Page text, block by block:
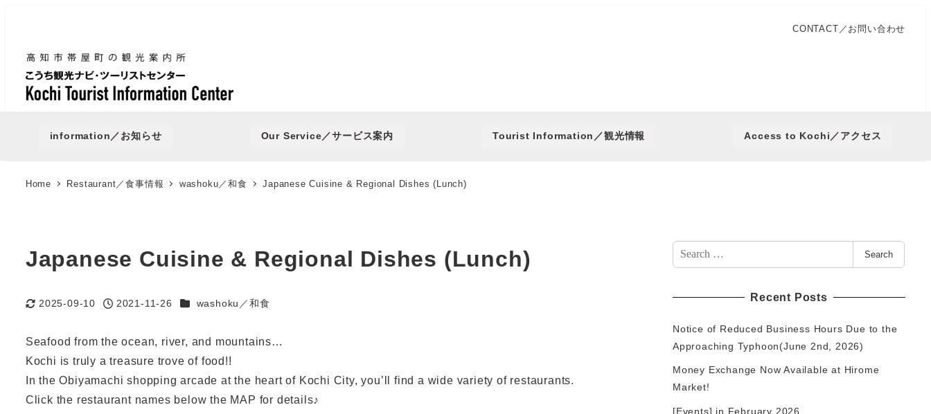
CONTACT／お問い合わせ
information／お知らせ Our Service／サービス案内 Tourist Information／観光情報 Access to Kochi／アクセス
Home Restaurant／食事情報 washoku／和食 Japanese Cuisine & Regional Dishes (Lunch)
Japanese Cuisine & Regional Dishes (Lunch)
Modified
2025-09-10
Published
2021-11-26 Categories
washoku／和食
Seafood from the ocean, river, and mountains…
Kochi is truly a treasure trove of food!!
In the Obiyamachi shopping arcade at the heart of Kochi City, you’ll find a wide variety of restaurants.
Click the restaurant names below the MAP for details♪
Search
for:
Search
Recent Posts
Notice of Reduced Business Hours Due to the
Approaching Typhoon(June 2nd, 2026)
Money Exchange Now Available at Hirome
Market!
[Events] in February 2026